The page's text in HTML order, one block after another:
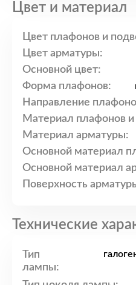
Цвет и материал
Цвет плафонов и
Цвет арматуры:
Основной цвет:
Форма плафонов:
Направление
Материал плафонов и
Материал арматуры:
Основной материал
Основной материал
Поверхность
Технические
Тип
лампы: